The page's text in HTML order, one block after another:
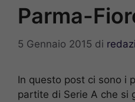
Parma-
5 Gennaio 2015 di
In questo post ci sono i
partite di Serie A che si